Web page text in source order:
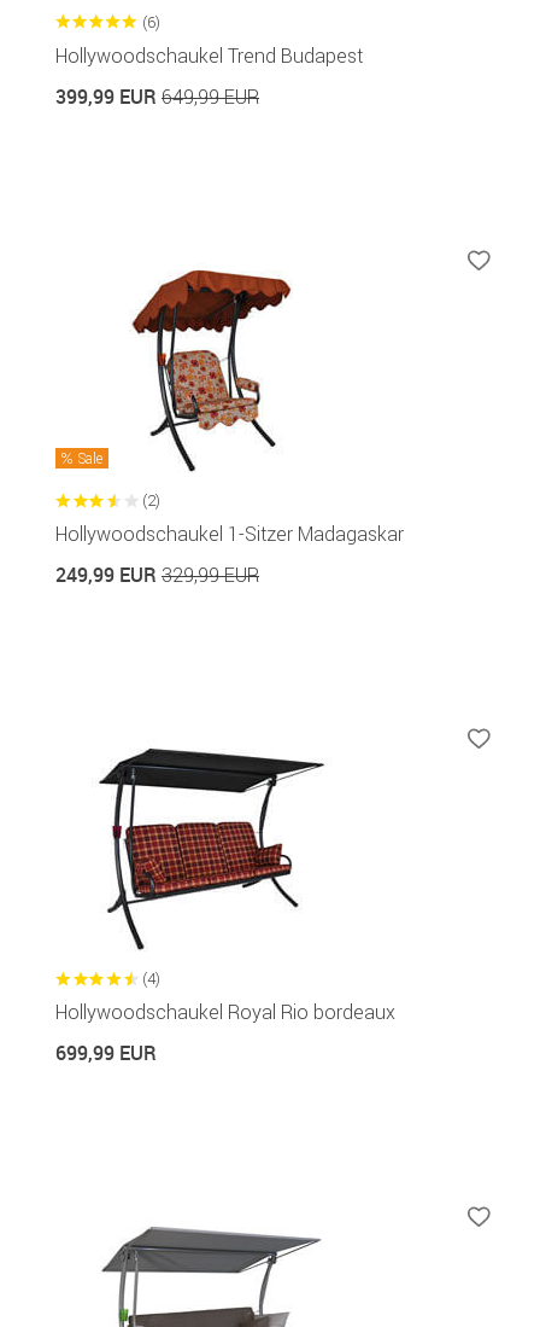
(6)
Hollywoodschaukel Trend Budapest
399,99 EUR 649,99 EUR
Sale
(2)
Hollywoodschaukel 1-Sitzer Madagaskar
249,99 EUR 329,99 EUR
(4)
Hollywoodschaukel Royal Rio bordeaux
699,99 EUR